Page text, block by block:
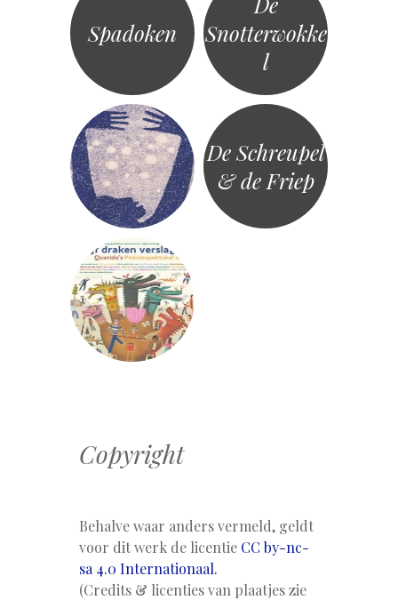
Spadoken
Snotterwokke
l
De Schreupel
& de Friep
Copyright
Behalve waar anders vermeld, geldt
voor dit werk de licentie CC by-nc-
sa 4.0 Internationaal.
(Credits & licenties van plaatjes zie